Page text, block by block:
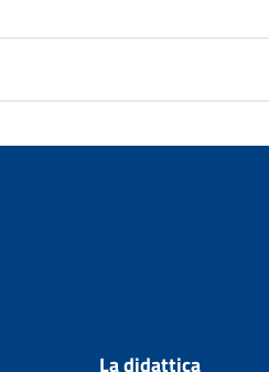
La didattica